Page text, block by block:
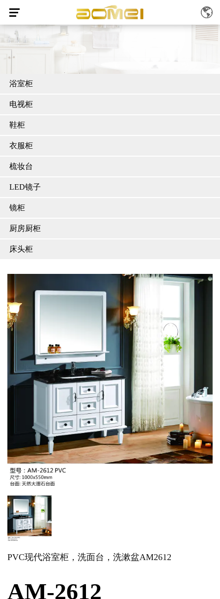
浴室柜
电视柜
鞋柜
衣服柜
梳妆台
LED镜子
镜柜
厨房厨柜
床头柜
PVC现代浴室柜，洗面台，洗漱盆AM2612
AM-2612